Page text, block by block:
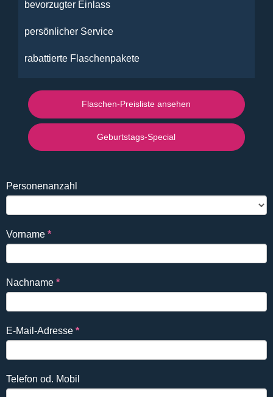
bevorzugter Einlass
persönlicher Service
rabattierte Flaschenpakete
Flaschen-Preisliste ansehen
Geburtstags-Special
Reservierung
DE
Falls
Du
ein
Mensch
bist,
Feld
Personenanzahl
Vorname *
Nachname *
E-Mail-Adresse *
Telefon od. Mobil